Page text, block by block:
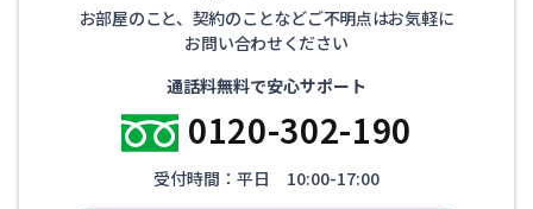
お部屋のこと、契約のことなどご不明点はお気軽に
お問い合わせください
通話料無料で安心サポート
0120-302-190
受付時間：平日 10:00-17:00